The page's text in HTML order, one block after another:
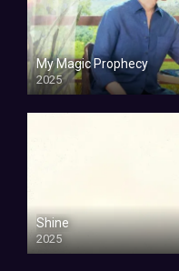
My Magic Prophecy
2025
Shine
2025